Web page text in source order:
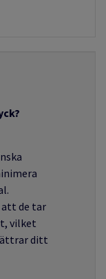
de tar
vilket
ditt